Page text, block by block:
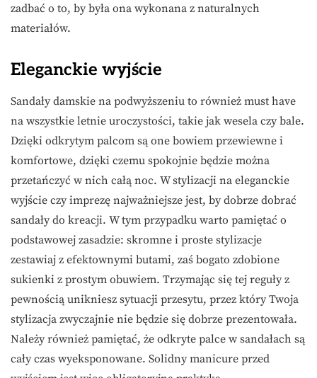
zadbać o to, by była ona wykonana z naturalnych
materiałów.
Eleganckie wyjście
Sandały damskie na podwyższeniu to również must have
na wszystkie letnie uroczystości, takie jak wesela czy bale.
Dzięki odkrytym palcom są one bowiem przewiewne i
komfortowe, dzięki czemu spokojnie będzie można
przetańczyć w nich całą noc. W stylizacji na eleganckie
wyjście czy imprezę najważniejsze jest, by dobrze dobrać
sandały do kreacji. W tym przypadku warto pamiętać o
podstawowej zasadzie: skromne i proste stylizacje
zestawiaj z efektownymi butami, zaś bogato zdobione
sukienki z prostym obuwiem. Trzymając się tej reguły z
pewnością unikniesz sytuacji przesytu, przez który Twoja
stylizacja zwyczajnie nie będzie się dobrze prezentowała.
Należy również pamiętać, że odkryte palce w sandałach są
cały czas wyeksponowane. Solidny manicure przed